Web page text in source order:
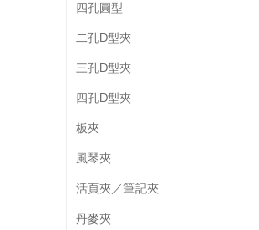
四孔圓型
二孔D型夾
三孔D型夾
四孔D型夾
板夾
風琴夾
活頁夾／筆記夾
丹麥夾